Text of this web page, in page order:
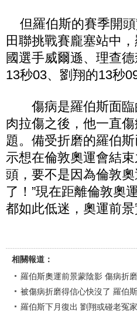
但羅伯斯的賽季開頭
田聯挑戰賽龐塞站中
國選手威爾遜、理查
13秒03、劉翔的13秒
傷病是羅伯斯面臨
肉拉傷之後，他一直
題。備受折磨的羅伯
示想在倫敦奧運會結
頭，要不是因為倫敦
了！”現在距離倫敦奧運
都如此低迷，奧運前
相關報道：
羅伯斯奧運前景蒙陰影 傷病折
被傷病折磨得信心快沒了 羅伯
羅伯斯下月復出 劉翔或碰老冤家